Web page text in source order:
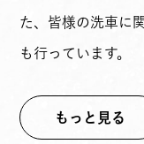
た、皆様の洗車に
も行っています。
もっと見る